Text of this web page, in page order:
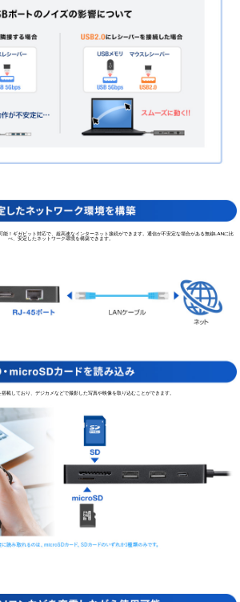
HDMIポートがないノートパソコンを大画面に出力、マルチディスプレイ化